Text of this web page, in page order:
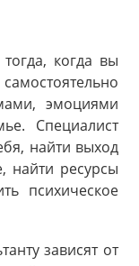
когда вы
эмоциями
Специалист
найти выход
найти ресурсы
психическое
зависят от